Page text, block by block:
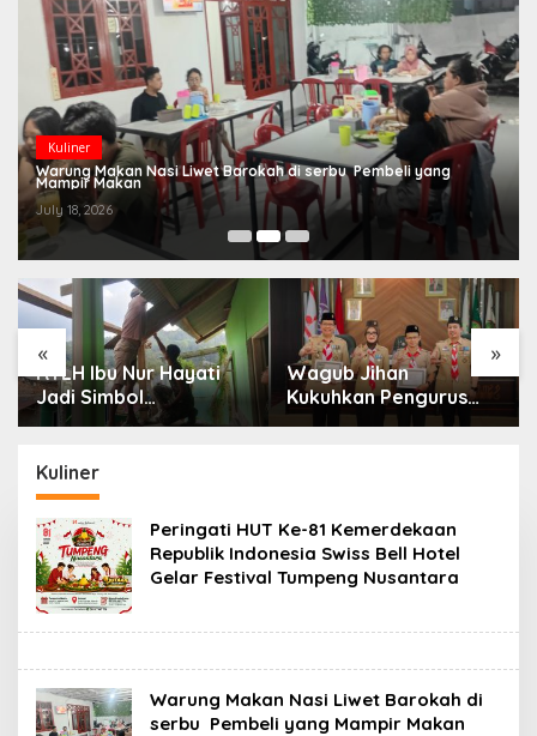
Kuliner
Warung Makan Nasi Liwet Barokah di serbu Pembeli yang
Mampir Makan
July 18, 2026
« »
RTLH Ibu Nur Hayati
Jadi Simbol
Kepedulian TMMD,
di Bukit Pinang Jaya
Wagub Jihan
Kukuhkan Pengurus
Mabigus dan Pembina
Karakter Generasi
Muda
Kuliner
Peringati HUT Ke-81 Kemerdekaan
Republik Indonesia Swiss Bell Hotel
Gelar Festival Tumpeng Nusantara
Warung Makan Nasi Liwet Barokah di
serbu Pembeli yang Mampir Makan